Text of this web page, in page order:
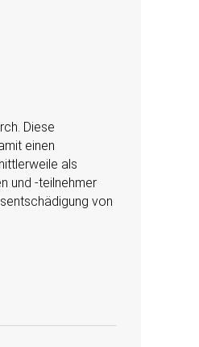
Diese
einen
als
und -teilnehmer
von